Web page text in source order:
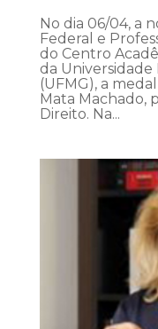
No dia 06/04, a
Federal e
do Centro
da Universidade
(UFMG), a
Mata Machado,
Direito. Na...